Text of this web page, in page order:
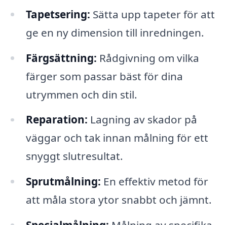
Tapetsering: Sätta upp tapeter för att
ge en ny dimension till inredningen.
Färgsättning: Rådgivning om vilka
färger som passar bäst för dina
utrymmen och din stil.
Reparation: Lagning av skador på
väggar och tak innan målning för ett
snyggt slutresultat.
Sprutmålning: En effektiv metod för
att måla stora ytor snabbt och jämnt.